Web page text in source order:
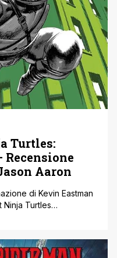
Turtles:
Aaron
di Kevin Eastman
Turtles
e basilari, oltretutto
di questa serie,